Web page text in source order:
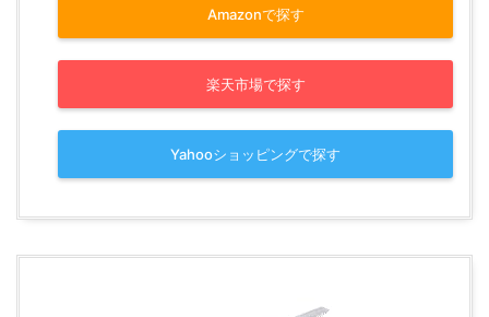
Amazonで探す
楽天市場で探す
Yahooショッピングで探す